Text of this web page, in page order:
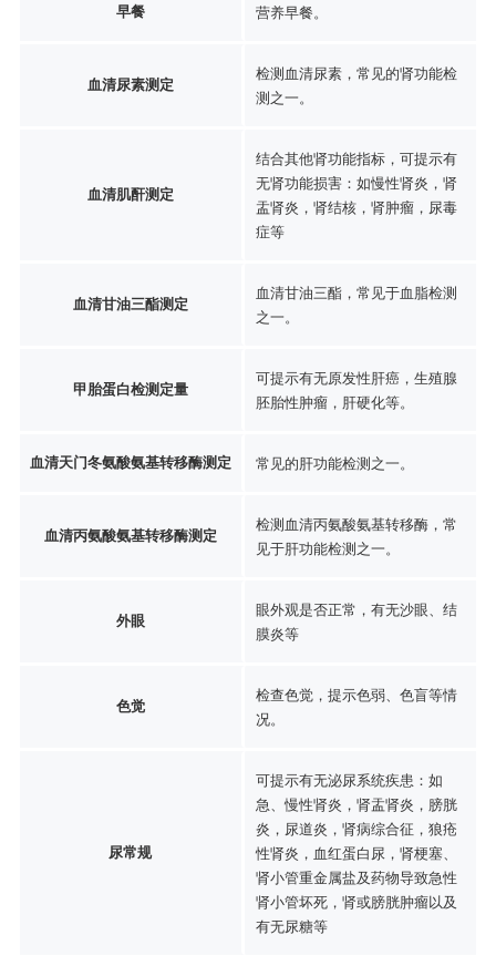
早餐 营养早餐。
血清尿素测定
检测血清尿素，常见的肾功能检
测之一。
血清肌酐测定
结合其他肾功能指标，可提示有
无肾功能损害：如慢性肾炎，肾
盂肾炎，肾结核，肾肿瘤，尿毒
症等
血清甘油三酯测定
血清甘油三酯，常见于血脂检测
之一。
甲胎蛋白检测定量
可提示有无原发性肝癌，生殖腺
胚胎性肿瘤，肝硬化等。
血清天门冬氨酸氨基转移酶测定 常见的肝功能检测之一。
血清丙氨酸氨基转移酶测定
检测血清丙氨酸氨基转移酶，常
见于肝功能检测之一。
外眼
眼外观是否正常，有无沙眼、结
膜炎等
色觉
检查色觉，提示色弱、色盲等情
况。
尿常规
可提示有无泌尿系统疾患：如
急、慢性肾炎，肾盂肾炎，膀胱
炎，尿道炎，肾病综合征，狼疮
性肾炎，血红蛋白尿，肾梗塞、
肾小管重金属盐及药物导致急性
肾小管坏死，肾或膀胱肿瘤以及
有无尿糖等